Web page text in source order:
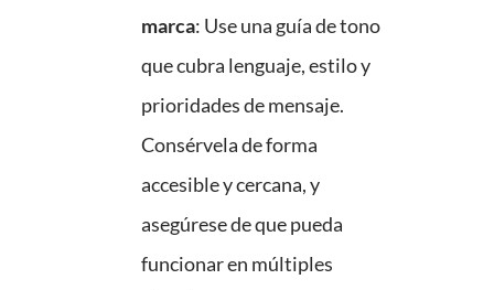
marca: Use una guía de tono
que cubra lenguaje, estilo y
prioridades de mensaje.
Consérvela de forma
accesible y cercana, y
asegúrese de que pueda
funcionar en múltiples